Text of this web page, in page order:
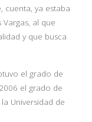
cuenta, ya estaba
al que
y que busca
el grado de
el grado de
Universidad de